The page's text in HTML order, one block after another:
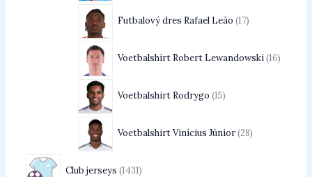
Futbalový dres Rafael Leão 17
Voetbalshirt Robert Lewandowski 16
Voetbalshirt Rodrygo 15
Voetbalshirt Vinícius Júnior 28
Club jerseys 1431